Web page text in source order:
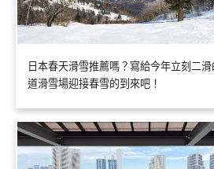
日本春天滑雪推薦嗎？寫給今年立刻二
道滑雪場迎接春雪的到來吧！